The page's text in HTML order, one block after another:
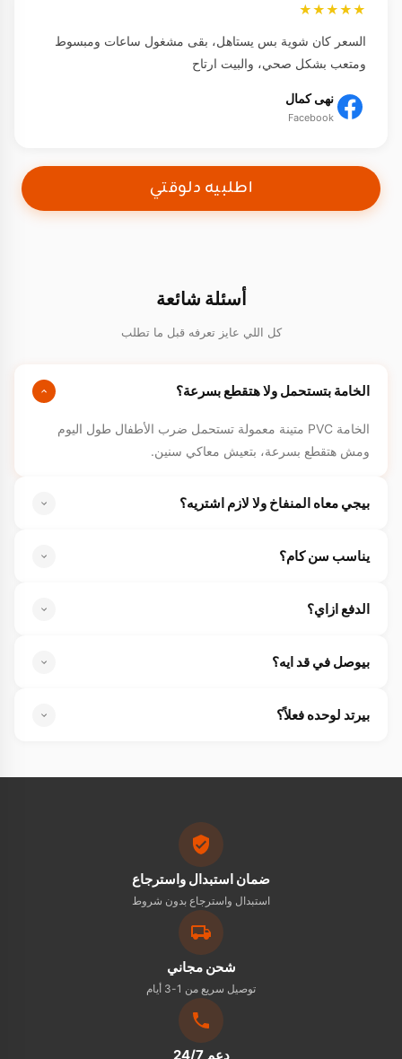
★★★★★
السعر كان شوية بس يستاهل، بقى مشغول ساعات ومبسوط
ومتعب بشكل صحي، والبيت ارتاح
نهى كمال
Facebook
اطلبيه دلوقتي
أسئلة شائعة
كل اللي عايز تعرفه قبل ما تطلب
الخامة بتستحمل ولا هتقطع بسرعة؟
الخامة PVC متينة معمولة تستحمل ضرب الأطفال طول اليوم
ومش هتقطع بسرعة، بتعيش معاكي سنين.
بيجي معاه المنفاخ ولا لازم اشتريه؟
زيادة.
يناسب سن كام؟
مرة وتفضل معاكي.
الدفع ازاي؟
بيوصل في قد ايه؟
المحافظات.
بيرتد لوحده فعلاً؟
كلها بتروح فيه.
ضمان استبدال واسترجاع
استبدال واسترجاع بدون شروط
شحن مجاني
توصيل سريع من 1-3 أيام
دعم 24/7